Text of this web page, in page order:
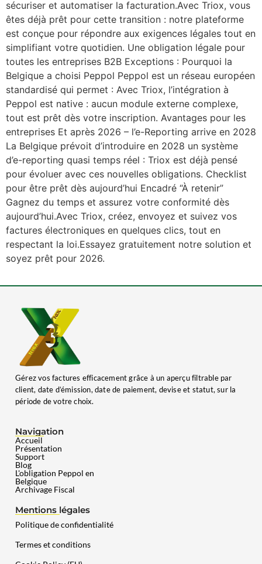
sécuriser et automatiser la facturation.Avec Triox, vous
êtes déjà prêt pour cette transition : notre plateforme
est conçue pour répondre aux exigences légales tout en
simplifiant votre quotidien. Une obligation légale pour
toutes les entreprises B2B Exceptions : Pourquoi la
Belgique a choisi Peppol Peppol est un réseau européen
standardisé qui permet : Avec Triox, l’intégration à
Peppol est native : aucun module externe complexe,
tout est prêt dès votre inscription. Avantages pour les
entreprises Et après 2026 – l’e-Reporting arrive en 2028
La Belgique prévoit d’introduire en 2028 un système
d’e-reporting quasi temps réel : Triox est déjà pensé
pour évoluer avec ces nouvelles obligations. Checklist
pour être prêt dès aujourd’hui Encadré “À retenir”
Gagnez du temps et assurez votre conformité dès
aujourd’hui.Avec Triox, créez, envoyez et suivez vos
factures électroniques en quelques clics, tout en
respectant la loi.Essayez gratuitement notre solution et
soyez prêt pour 2026.
Gérez vos factures efficacement grâce à un aperçu filtrable par
client, date d’émission, date de paiement, devise et statut, sur la
période de votre choix.
Navigation
Accueil
Présentation
Support
Blog
L'obligation Peppol en
Belgique
Archivage Fiscal
Mentions légales
Politique de confidentialité
Termes et conditions